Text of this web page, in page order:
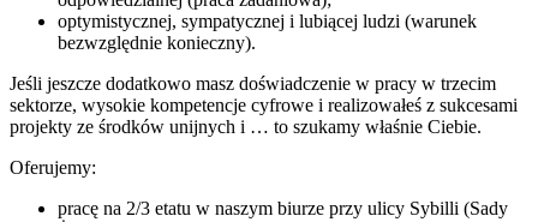
optymistycznej, sympatycznej i lubiącej ludzi (warunek
bezwzględnie konieczny).
Jeśli jeszcze dodatkowo masz doświadczenie w pracy w trzecim
sektorze, wysokie kompetencje cyfrowe i realizowałeś z sukcesami
projekty ze środków unijnych i … to szukamy właśnie Ciebie.
Oferujemy:
pracę na 2/3 etatu w naszym biurze przy ulicy Sybilli (Sady